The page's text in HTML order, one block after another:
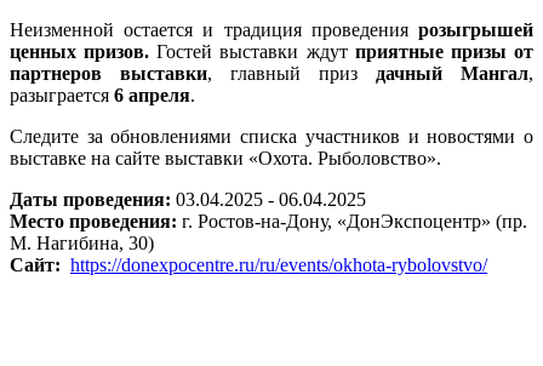
Неизменной остается и традиция проведения розыгрышей
ценных призов. Гостей выставки ждут приятные призы от
партнеров выставки, главный приз дачный Мангал,
разыграется 6 апреля.
Следите за обновлениями списка участников и новостями о
выставке на сайте выставки «Охота. Рыболовство».
Даты проведения: 03.04.2025 - 06.04.2025
Место проведения: г. Ростов-на-Дону, «ДонЭкспоцентр» (пр.
М. Нагибина, 30)
Сайт: https://donexpocentre.ru/ru/events/okhota-rybolovstvo/